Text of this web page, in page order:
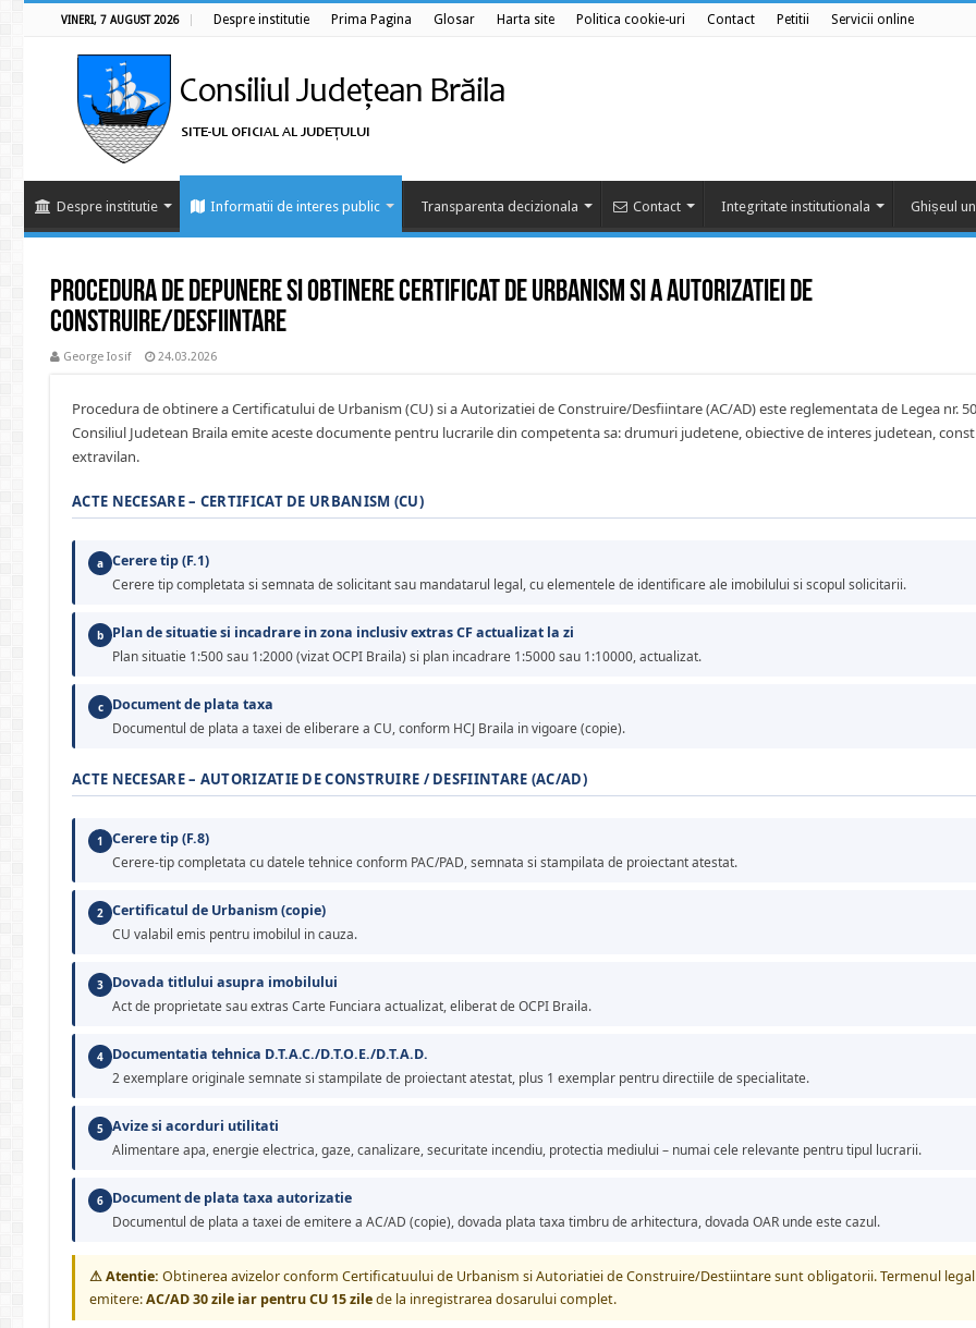
VINERI, 7 AUGUST 2026 Despre institutie Prima Pagina Glosar Harta site Politica cookie-uri Contact Petitii Servicii online
Despre institutie Informatii de interes public Transparenta decizionala Contact Integritate institutionala Ghișeul
Procedura de depunere si obtinere Certificat de Urbanism si a Autorizatiei de
Construire/Desfiintare
George Iosif 24.03.2026
Procedura de obtinere a Certificatului de Urbanism (CU) si a Autorizatiei de Construire/Desfiintare (AC/AD) este reglementata de Legea nr.
Consiliul Judetean Braila emite aceste documente pentru lucrarile din competenta sa: drumuri judetene, obiective de interes judetean,
extravilan.
ACTE NECESARE – CERTIFICAT DE URBANISM (CU)
a Cerere tip (F.1)
Cerere tip completata si semnata de solicitant sau mandatarul legal, cu elementele de identificare ale imobilului si scopul solicitarii.
b
Plan de situatie si incadrare in zona inclusiv extras CF actualizat la zi
Plan situatie 1:500 sau 1:2000 (vizat OCPI Braila) si plan incadrare 1:5000 sau 1:10000, actualizat.
c
Document de plata taxa
Documentul de plata a taxei de eliberare a CU, conform HCJ Braila in vigoare (copie).
ACTE NECESARE – AUTORIZATIE DE CONSTRUIRE / DESFIINTARE (AC/AD)
1
Cerere tip (F.8)
Cerere-tip completata cu datele tehnice conform PAC/PAD, semnata si stampilata de proiectant atestat.
2 Certificatul de Urbanism (copie)
CU valabil emis pentru imobilul in cauza.
3
Dovada titlului asupra imobilului
Act de proprietate sau extras Carte Funciara actualizat, eliberat de OCPI Braila.
4
Documentatia tehnica D.T.A.C./D.T.O.E./D.T.A.D.
2 exemplare originale semnate si stampilate de proiectant atestat, plus 1 exemplar pentru directiile de specialitate.
5 Avize si acorduri utilitati
Alimentare apa, energie electrica, gaze, canalizare, securitate incendiu, protectia mediului – numai cele relevante pentru tipul lucrarii.
6
Document de plata taxa autorizatie
Documentul de plata a taxei de emitere a AC/AD (copie), dovada plata taxa timbru de arhitectura, dovada OAR unde este cazul.
⚠ Atentie: Obtinerea avizelor conform Certificatuului de Urbanism si Autoriatiei de Construire/Destiintare sunt obligatorii. Termenul
emitere:AC/AD 30 zile iar pentru CU 15 zilede la inregistrarea dosarului complet.